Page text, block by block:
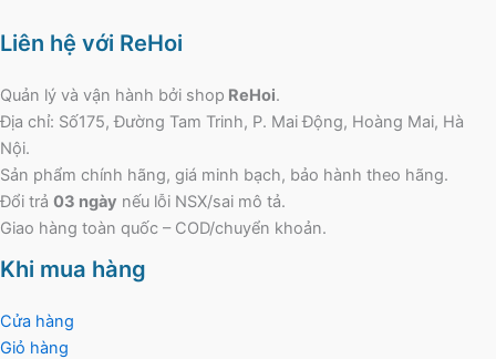
Liên hệ với ReHoi
Quản lý và vận hành bởi shop ReHoi.
Địa chỉ: Số175, Đường Tam Trinh, P. Mai Động, Hoàng Mai, Hà
Nội.
Sản phẩm chính hãng, giá minh bạch, bảo hành theo hãng.
Đổi trả 03 ngày nếu lỗi NSX/sai mô tả.
Giao hàng toàn quốc – COD/chuyển khoản.
Khi mua hàng
Cửa hàng
Giỏ hàng